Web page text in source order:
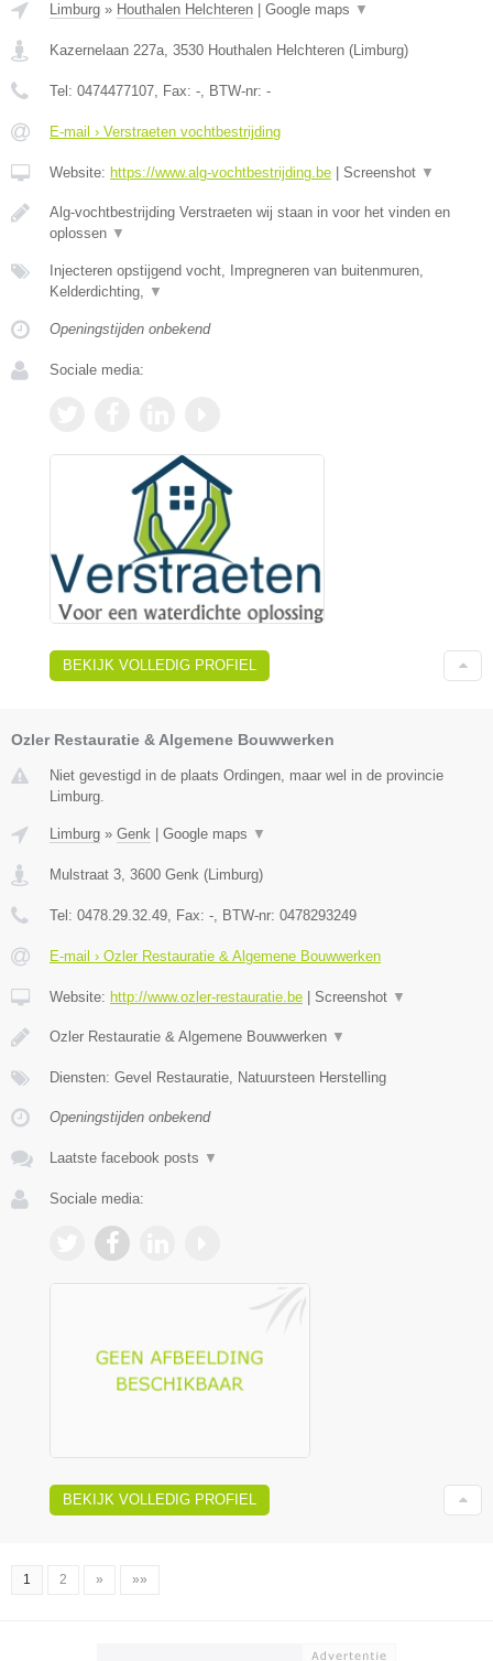
Limburg » Houthalen Helchteren Google maps ▼
Kazernelaan 227a, 3530 Houthalen Helchteren (Limburg)
Tel: 0474477107, Fax: -, BTW-nr: -
E-mail › Verstraeten vochtbestrijding
Website: https://www.alg-vochtbestrijding.be Screenshot ▼
Alg-vochtbestrijding Verstraeten wij staan in voor het vinden en
oplossen ▼
Injecteren opstijgend vocht, Impregneren van buitenmuren,
Kelderdichting, ▼
Openingstijden onbekend
Sociale media:
BEKIJK VOLLEDIG PROFIEL
Ozler Restauratie & Algemene Bouwwerken
Niet gevestigd in de plaats Ordingen, maar wel in de provincie
Limburg.
Limburg » Genk Google maps ▼
Mulstraat 3 3600 Genk ( Limburg)
Tel: 0478.29.32.49 , Fax: - , BTW-nr: 0478293249
E-mail › Ozler Restauratie & Algemene Bouwwerken
Website: http://www.ozler-restauratie.be Screenshot ▼
Ozler Restauratie & Algemene Bouwwerken ▼
Diensten: Gevel Restauratie, Natuursteen Herstelling
Openingstijden onbekend
Laatste facebook posts ▼
Sociale media:
BEKIJK VOLLEDIG PROFIEL
1 2 » »»